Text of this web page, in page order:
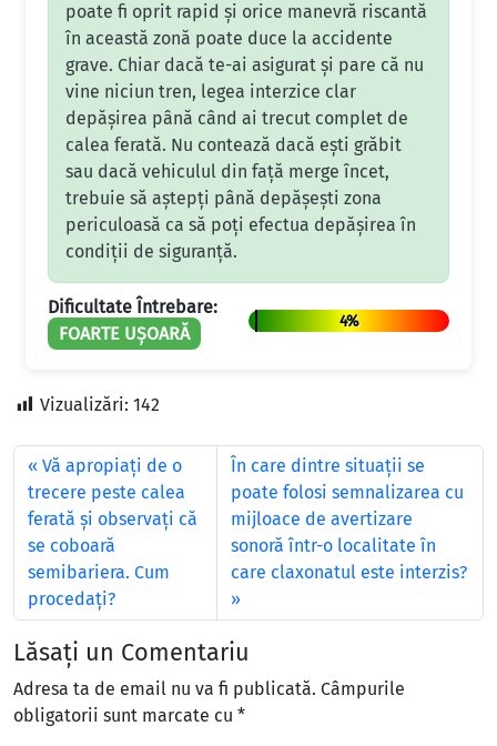
poate fi oprit rapid și orice manevră riscantă
în această zonă poate duce la accidente
grave. Chiar dacă te-ai asigurat și pare că nu
vine niciun tren, legea interzice clar
depășirea până când ai trecut complet de
calea ferată. Nu contează dacă ești grăbit
sau dacă vehiculul din față merge încet,
trebuie să aștepți până depășești zona
periculoasă ca să poți efectua depășirea în
condiții de siguranță.
Dificultate Întrebare:
FOARTE UȘOARĂ
4%
Vizualizări: 142
Vă apropiați de o
trecere peste calea
ferată și observați că
se coboară
semibariera. Cum
procedați?
În care dintre situații se
poate folosi semnalizarea cu
mijloace de avertizare
sonoră într-o localitate în
care claxonatul este interzis?
Lăsați un Comentariu
Adresa ta de email nu va fi publicată. Câmpurile
obligatorii sunt marcate cu *